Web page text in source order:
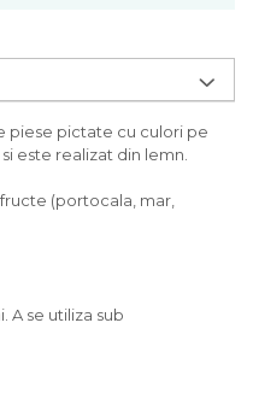
piese pictate cu culori pe
este realizat din lemn.
(portocala, mar,
A se utiliza sub